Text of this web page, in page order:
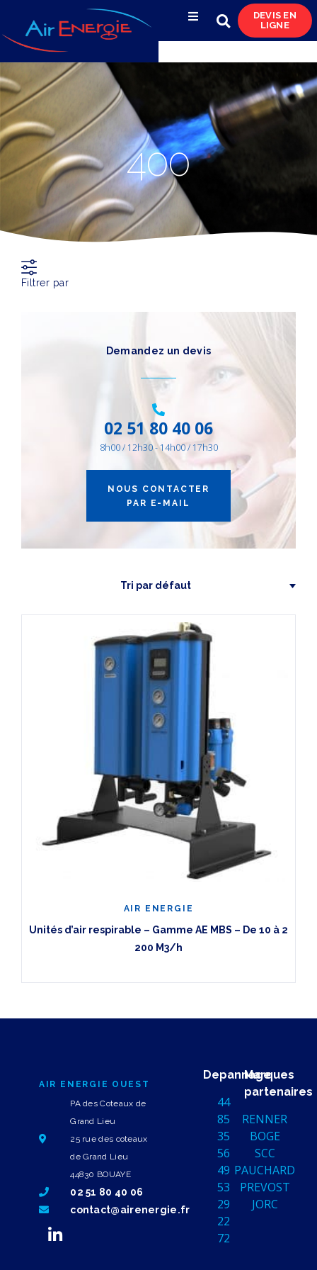
& condensats
Réservoirs
& réseaux de distribution
Azote
& pompes à vide
DEVIS EN
LIGNE
400
Filtrer par
Autres Équipements(1)
Demandez un devis
02 51 80 40 06
8h00 / 12h30 - 14h00 / 17h30
NOUS CONTACTER
PAR E-MAIL
AIR ENERGIE
Unités d’air respirable – Gamme AE MBS – De 10 à 2
200 M3/h
AIR ENERGIE OUEST
PA des Coteaux de
Grand Lieu
25 rue des coteaux
de Grand Lieu
44830 BOUAYE
02 51 80 40 06
contact@airenergie.fr
Depannage
44
85
35
56
49
53
29
22
72
Marques
partenaires
RENNER
BOGE
SCC
PAUCHARD
PREVOST
JORC